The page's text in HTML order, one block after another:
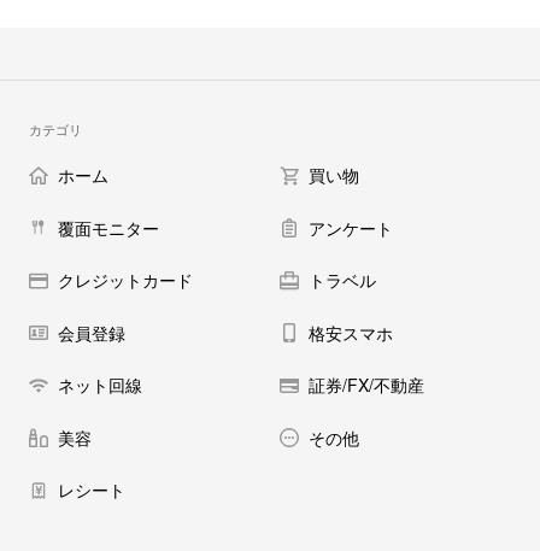
カテゴリ
ホーム 買い物
覆面モニター アンケート
クレジットカード トラベル
会員登録 格安スマホ
ネット回線 証券/FX/不動産
美容 その他
レシート